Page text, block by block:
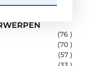
(76 )
(70 )
(57 )